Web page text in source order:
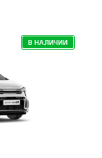
В НАЛИЧИИ